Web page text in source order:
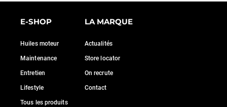
E-SHOP
Huiles moteur
Maintenance
Entretien
Lifestyle
Tous les produits
LA MARQUE
Actualités
Store locator
On recrute
Contact